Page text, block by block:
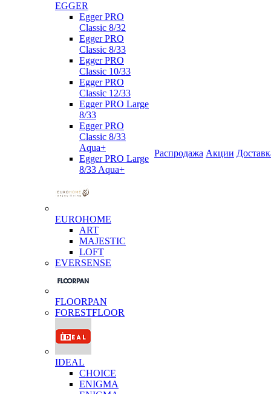
EGGER
Egger PRO
Classic 8/32
Egger PRO
Classic 8/33
Egger PRO
Classic 10/33
Egger PRO
Classic 12/33
Egger PRO Large
8/33
Egger PRO
Classic 8/33
Aqua+
Egger PRO Large
8/33 Aqua+
EUROHOME
ART
MAJESTIC
LOFT
EVERSENSE
FLOORPAN
FORESTFLOOR
IDEAL
CHOICE
ENIGMA
Распродажа Акции